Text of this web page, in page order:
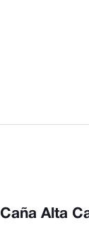
Caña Alta